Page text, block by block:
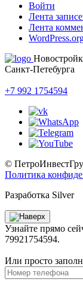
Войти
Лента
Лента
Санкт-Петебурга
+7 992 1754594
©
Политика
Разработка Silver
Узнайте прямо
79921754594.
Или просто